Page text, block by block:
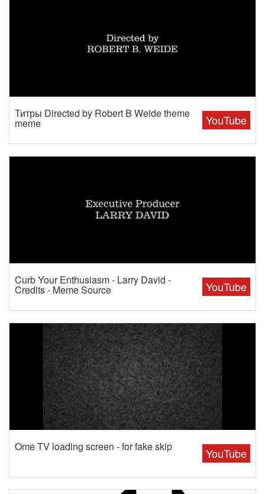
YouTube
Титры Directed by Robert B Weide theme
meme
YouTube
Curb Your Enthusiasm - Larry David -
Credits - Meme Source
YouTube
Ome TV loading screen - for fake skip